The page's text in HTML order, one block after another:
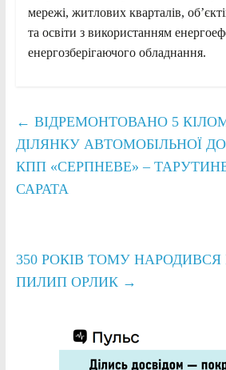
мережі, житлових кварталів,
та освіти з використанням
енергозберігаючого обладнання.
← ВІДРЕМОНТОВАНО 5
ДІЛЯНКУ АВТОМОБІЛЬНОЇ
КПП «СЕРПНЕВЕ» –
САРАТА
350 РОКІВ ТОМУ
ПИЛИП ОРЛИК →